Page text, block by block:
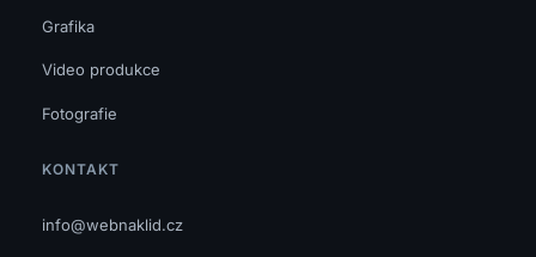
Grafika
Video produkce
Fotografie
KONTAKT
info@webnaklid.cz